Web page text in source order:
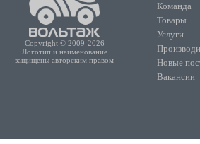
Copyright © 2009-2026
Логотип и наименование
защищены авторским правом
Команда
Товары
Услуги
Новые
Вакансии